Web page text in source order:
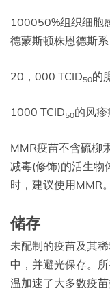
100050%组织细胞
德蒙斯顿株恩德斯系
20，000 TCID50的
1000 TCID50的风
MMR疫苗不含硫柳
减毒(修饰)的活生物
时，建议使用MMR。
储存
未配制的疫苗及其
中，并避光保存。
温加速了大多数疫